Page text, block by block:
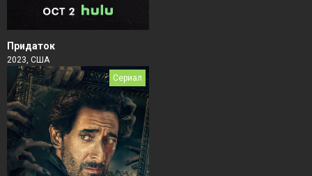
Придаток
2023, США
Сериал